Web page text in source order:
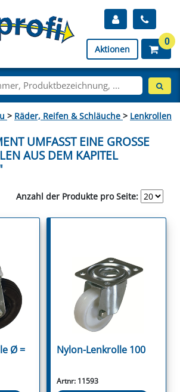
Aktionen
0
> Räder, Reifen & Schläuche > Lenkrollen
UMFASST EINE GROSSE M
AUS DEM KAPITEL "
Anzahl der Produkte pro Seite:
Ø =
Nylon-Lenkrolle 100
Artnr: 11593